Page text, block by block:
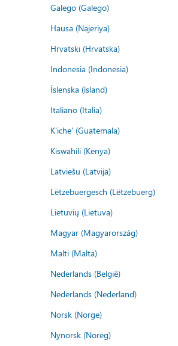
Galego (Galego)
Hausa (Najeriya)
Hrvatski (Hrvatska)
Indonesia (Indonesia)
Íslenska (ísland)
Italiano (Italia)
K'iche' (Guatemala)
Kiswahili (Kenya)
Latviešu (Latvija)
Lëtzebuergesch (Lëtzebuerg)
Lietuvių (Lietuva)
Magyar (Magyarország)
Malti (Malta)
Nederlands (België)
Nederlands (Nederland)
Norsk (Norge)
Nynorsk (Noreg)